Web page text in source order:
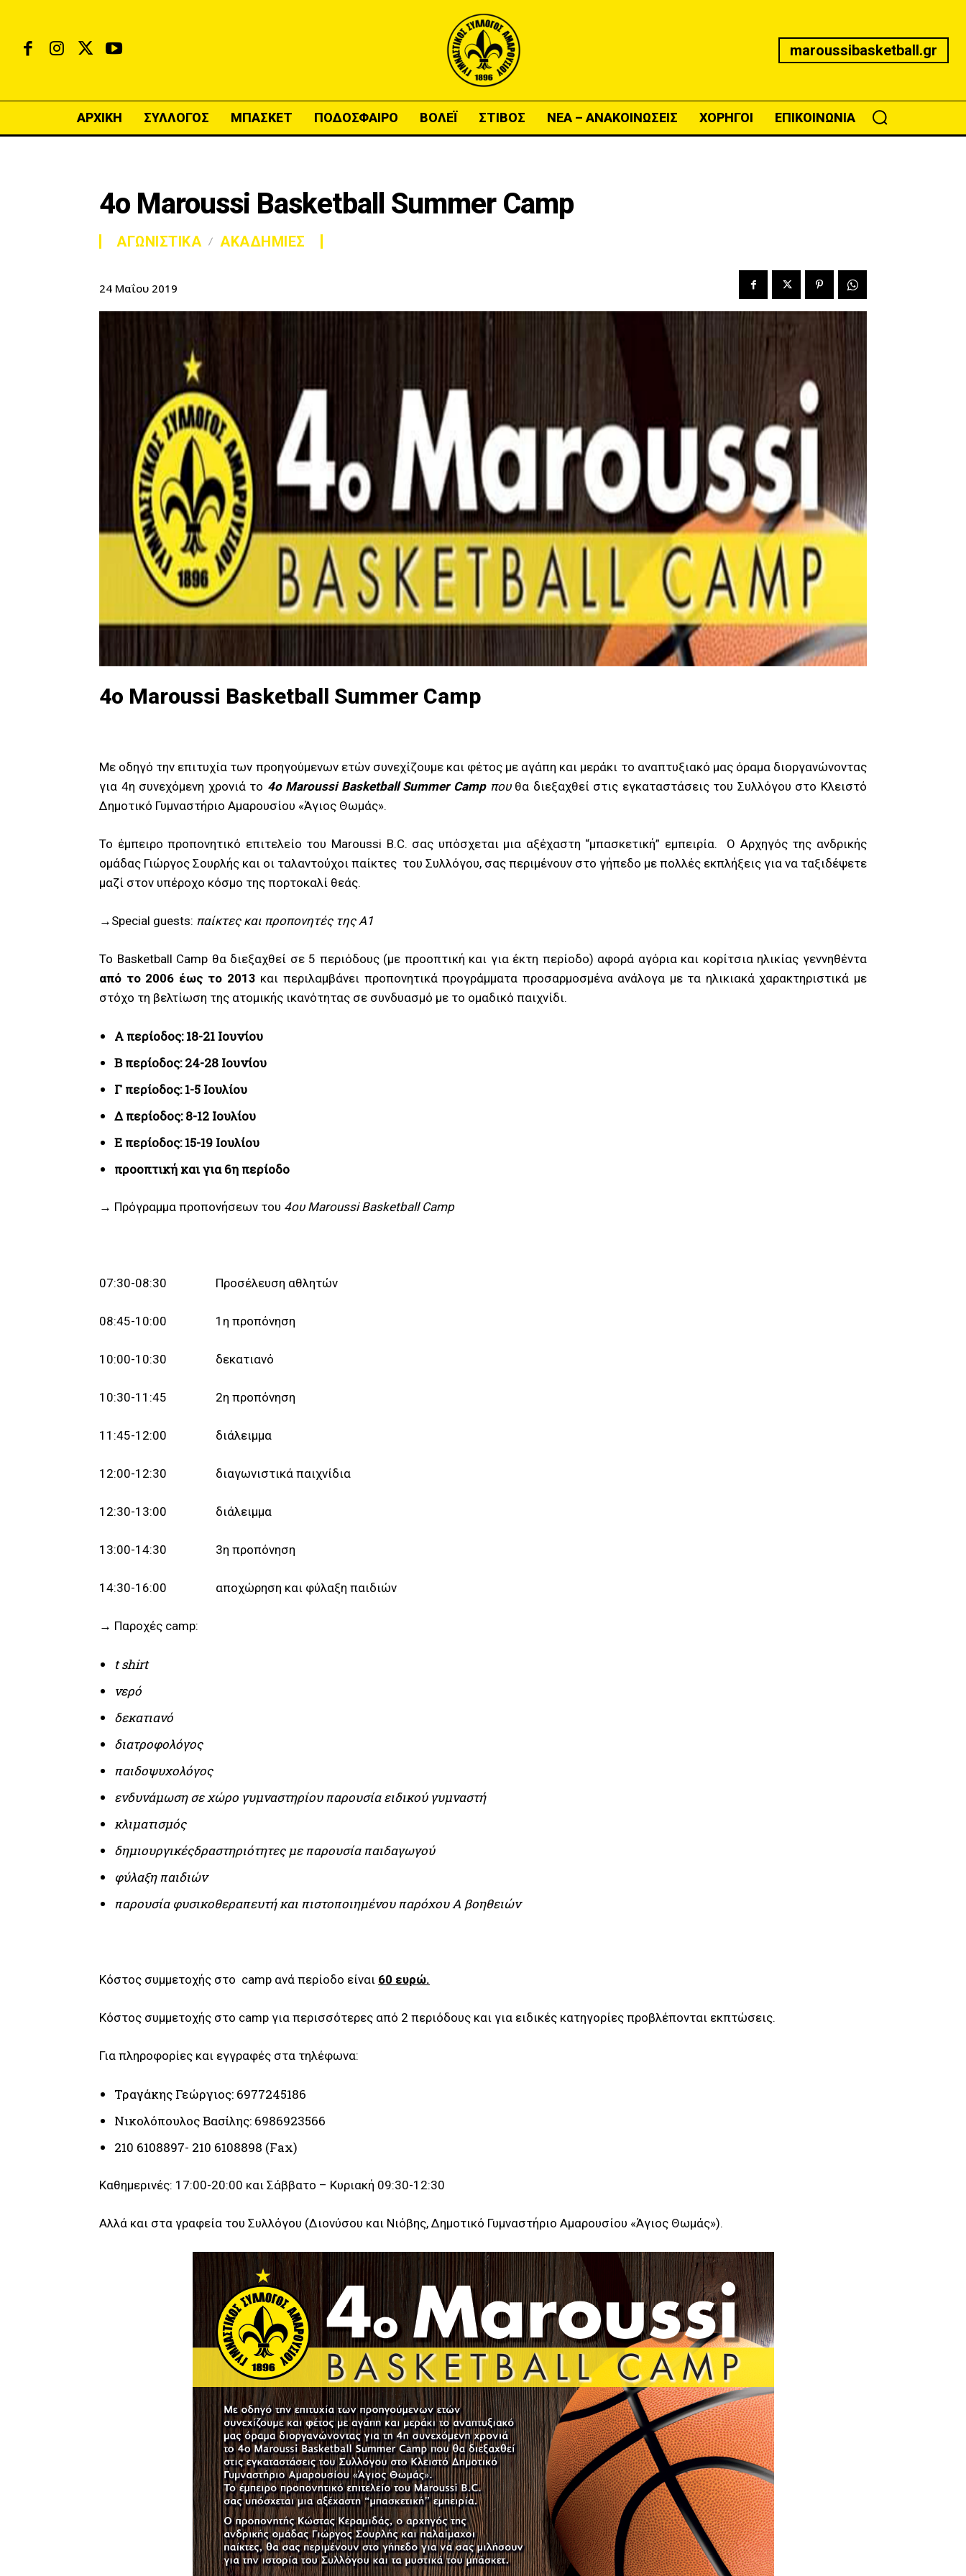
maroussibasketball.gr
ΑΡΧΙΚΗ ΣΥΛΛΟΓΟΣ ΜΠΑΣΚΕΤ ΠΟΔΟΣΦΑΙΡΟ ΒΟΛΕΪ ΣΤΙΒΟΣ ΝΕΑ – ΑΝΑΚΟΙΝΩΣΕΙΣ ΧΟΡΗΓΟΙ ΕΠΙΚΟΙΝΩΝΙΑ
4o Maroussi Basketball Summer Camp
ΑΓΩΝΙΣΤΙΚΑ ΑΚΑΔΗΜΙΕΣ
24 Μαΐου 2019
4o Maroussi Basketball Summer Camp
Με οδηγό την επιτυχία των προηγούμενων ετών συνεχίζουμε και φέτος με αγάπη και μεράκι το αναπτυξιακό μας όραμα διοργανώνοντας
για 4η συνεχόμενη χρονιά το 4ο Maroussi BasketballSummerCampπου θα διεξαχθεί στις εγκαταστάσεις του Συλλόγου στο Κλειστό
Δημοτικό Γυμναστήριο Αμαρουσίου «Άγιος Θωμάς».
Το έμπειρο προπονητικό επιτελείο του Maroussi B.C. σας υπόσχεται μια αξέχαστη “μπασκετική” εμπειρία. O Αρχηγός της ανδρικής
ομάδας Γιώργος Σουρλής και οι ταλαντούχοι παίκτες του Συλλόγου, σας περιμένουν στο γήπεδο με πολλές εκπλήξεις για να ταξιδέψετε
μαζί στον υπέροχο κόσμο της πορτοκαλί θεάς.
→Special guests: παίκτες και προπονητές της Α1
Το Basketball Camp θα διεξαχθεί σε 5 περιόδους (με προοπτική και για έκτη περίοδο) αφορά αγόρια και κορίτσια ηλικίας γεννηθέντα
από το 2006 έως το 2013 και περιλαμβάνει προπονητικά προγράμματα προσαρμοσμένα ανάλογα με τα ηλικιακά χαρακτηριστικά με
στόχο τη βελτίωση της ατομικής ικανότητας σε συνδυασμό με το ομαδικό παιχνίδι.
Α περίοδος:18-21 Iουνίου
Β περίοδος: 24-28 Iουνίου
Γ περίοδος:1-5 Ιουλίου
Δ περίοδος:8-12 Ιουλίου
Ε περίοδος: 15-19 Ιουλίου
προοπτική και για 6η περίοδο
→ Πρόγραμμα προπονήσεων του 4ου Maroussi Basketball Camp
07:30-08:30 Προσέλευση αθλητών
08:45-10:00 1η προπόνηση
10:00-10:30 δεκατιανό
10:30-11:45 2η προπόνηση
11:45-12:00 διάλειμμα
12:00-12:30 διαγωνιστικά παιχνίδια
12:30-13:00 διάλειμμα
13:00-14:30 3η προπόνηση
14:30-16:00 αποχώρηση και φύλαξη παιδιών
→ Παροχές camp:
t shirt
νερό
δεκατιανό
διατροφολόγος
παιδοψυχολόγος
ενδυνάμωση σε χώρο γυμναστηρίου παρουσία ειδικού γυμναστή
κλιματισμός
δημιουργικέςδραστηριότητες με παρουσία παιδαγωγού
φύλαξη παιδιών
παρουσία φυσικοθεραπευτή και πιστοποιημένου παρόχου Α βοηθειών
Κόστος συμμετοχής στο camp ανά περίοδο είναι 60 ευρώ.
Κόστος συμμετοχής στο camp για περισσότερες από 2 περιόδους και για ειδικές κατηγορίες προβλέπονται εκπτώσεις.
Για πληροφορίες και εγγραφές στα τηλέφωνα:
Τραγάκης Γεώργιος: 6977245186
Νικολόπουλος Βασίλης: 6986923566
210 6108897- 210 6108898 (Fax)
Kαθημερινές: 17:00-20:00 και Σάββατο – Κυριακή 09:30-12:30
Αλλά και στα γραφεία του Συλλόγου (Διονύσου και Νιόβης, Δημοτικό Γυμναστήριο Αμαρουσίου «Άγιος Θωμάς»).